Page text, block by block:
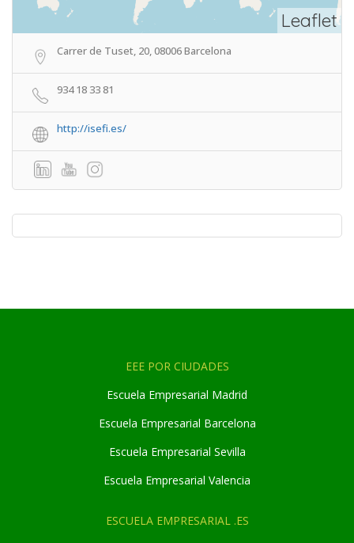
Leaflet
Carrer de Tuset, 20, 08006 Barcelona
934 18 33 81
http://isefi.es/
EEE POR CIUDADES
Escuela Empresarial Madrid
Escuela Empresarial Barcelona
Escuela Empresarial Sevilla
Escuela Empresarial Valencia
ESCUELA EMPRESARIAL .ES